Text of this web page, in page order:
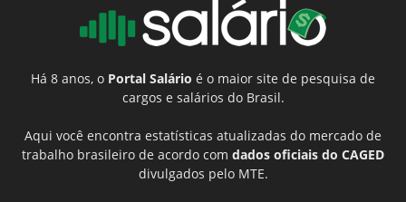
Há 8 anos, o Portal Salário é o maior site de pesquisa de
cargos e salários do Brasil.
Aqui você encontra estatísticas atualizadas do mercado de
trabalho brasileiro de acordo com dados oficiais do CAGED
divulgados pelo MTE.